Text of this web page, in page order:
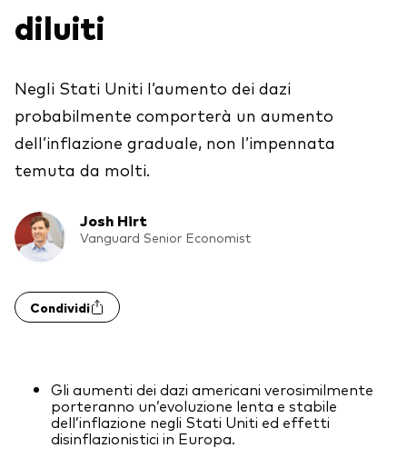
Fondi indicizzati
Multi-asset
LifeStrategy
ESG
Obbligazionario
Portafogli Modello
Mercato monetario
Investi con Vanguard
Documenti importanti
ETF knowledge centre
Prevenzione delle frodi
diluiti
Negli Stati Uniti l’aumento dei dazi
probabilmente comporterà un aumento
dell’inflazione graduale, non l’impennata
temuta da molti.
Josh Hirt
Vanguard Senior Economist
Condividi
Gli aumenti dei dazi americani verosimilmente
porteranno un’evoluzione lenta e stabile
dell’inflazione negli Stati Uniti ed effetti
disinflazionistici in Europa.